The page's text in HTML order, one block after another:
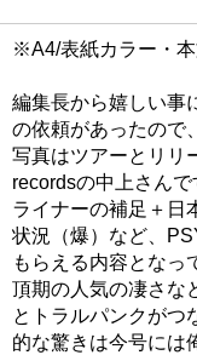
※A4/表紙カラー・
編集長から嬉しい事
の依頼があったので
写真はツアーとリリ
recordsの中上さん
ライナーの補足＋日
状況（爆）など、
もらえる内容となっ
頂期の人気の凄さな
とトラルパンクがつ
的な驚きは今号には